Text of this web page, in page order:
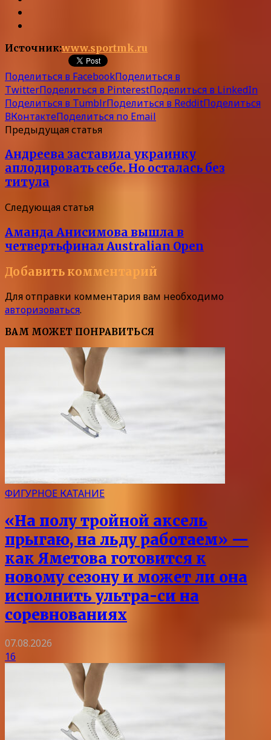
Источник:www.sportmk.ru
Поделиться в FacebookПоделиться в
TwitterПоделиться в PinterestПоделиться в LinkedIn
Поделиться в TumblrПоделиться в RedditПоделиться
ВКонтактеПоделиться по Email
Предыдущая статья
Андреева заставила украинку
аплодировать себе. Но осталась без
титула
Следующая статья
Аманда Анисимова вышла в
четвертьфинал Australian Open
Добавить комментарий
Для отправки комментария вам необходимо
авторизоваться.
ВАМ МОЖЕТ ПОНРАВИТЬСЯ
ФИГУРНОЕ КАТАНИЕ
«На полу тройной аксель
прыгаю, на льду работаем» —
как Яметова готовится к
новому сезону и может ли она
исполнить ультра-си на
соревнованиях
07.08.2026
16